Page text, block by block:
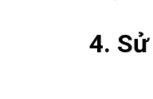
4.